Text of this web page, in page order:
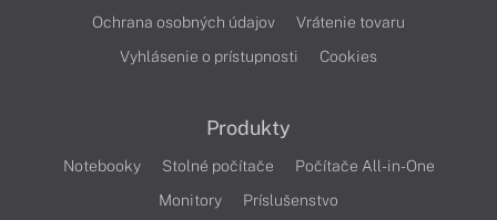
Ochrana osobných údajov
Vrátenie tovaru
Vyhlásenie o prístupnosti
Cookies
Produkty
Notebooky Stolné počítače
Počítače All-in-One
Monitory
Príslušenstvo